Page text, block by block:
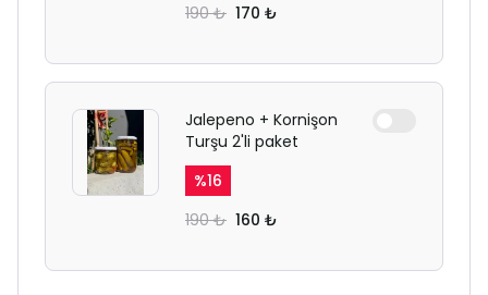
190 ₺ 170 ₺
Jalepeno + Kornişon
Turşu 2'li paket
%16
190 ₺ 160 ₺